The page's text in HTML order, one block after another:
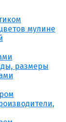
мулине
размеры